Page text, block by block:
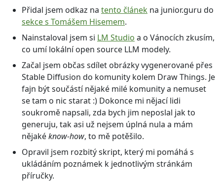
Přidal jsem odkaz na tento článek na junior.guru do
sekce s Tomášem Hisemem.
Nainstaloval jsem si LM Studio a o Vánocích zkusím,
co umí lokální open source LLM modely.
Začal jsem občas sdílet obrázky vygenerované přes
Stable Diffusion do komunity kolem Draw Things. Je
fajn být součástí nějaké milé komunity a nemuset
se tam o nic starat :) Dokonce mi nějací lidi
soukromě napsali, zda bych jim neposlal jak to
generuju, tak asi už nejsem úplná nula a mám
nějakéknow-how, to mě potěšilo.
Opravil jsem rozbitý skript, který mi pomáhá s
ukládáním poznámek k jednotlivým stránkám
příručky.